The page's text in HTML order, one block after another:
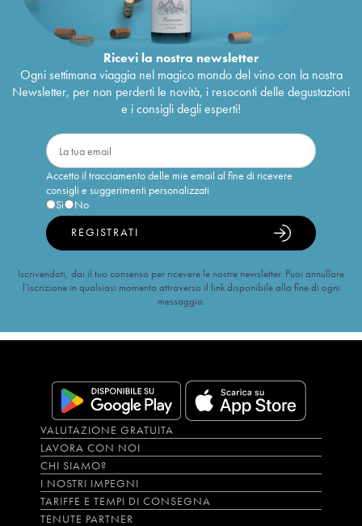
Ricevi la nostra newsletter
Ogni settimana viaggia nel magico mondo del vino con la nostra
Newsletter, per non perderti le novità, i resoconti delle degustazioni
e i consigli degli esperti!
Accetto il tracciamento delle mie email al fine di ricevere
consigli e suggerimenti personalizzati
Sì
No
REGISTRATI
Iscrivendoti, dai il tuo consenso per ricevere le nostre newsletter. Puoi annullare
l’iscrizione in qualsiasi momento attraverso il link disponibile alla fine di ogni
messaggio.
VALUTAZIONE GRATUITA
LAVORA CON NOI
CHI SIAMO?
I NOSTRI IMPEGNI
TARIFFE E TEMPI DI CONSEGNA
TENUTE PARTNER